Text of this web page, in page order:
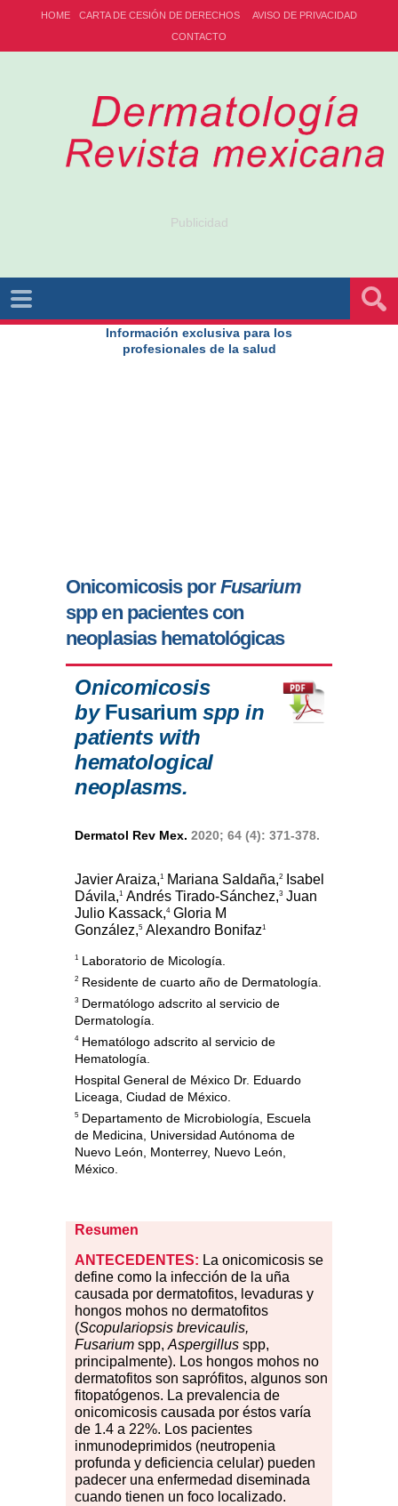
HOME CARTA DE CESIÓN DE DERECHOS
AVISO DE PRIVACIDAD
CONTACTO
Publicidad
Información exclusiva para los
profesionales de la salud
Onicomicosis porFusarium
spp en pacientes con
neoplasias hematológicas
Onicomicosis
byFusarium spp in
patients with
hematological
neoplasms.
Dermatol Rev Mex. 2020; 64 (4): 371-378.
Javier Araiza,1 Mariana Saldaña,2
Isabel
Dávila,1 Andrés Tirado-Sánchez,3 Juan
Julio Kassack,4Gloria M
González,5 Alexandro Bonifaz1
1 Laboratorio de Micología.
2 Residente de cuarto año de Dermatología.
3 Dermatólogo adscrito al servicio de
Dermatología.
4Hematólogo adscrito al servicio de
Hematología.
Hospital General de México Dr. Eduardo
Liceaga, Ciudad de México.
5 Departamento de Microbiología, Escuela
de Medicina, Universidad Autónoma de
Nuevo León, Monterrey, Nuevo León,
México.
Resumen
ANTECEDENTES: La onicomicosis se
define como la infección de la uña
causada por dermatofitos, levaduras y
hongos mohos no dermatofitos
(Scopulariopsis brevicaulis,
Fusarium spp, Aspergillus spp,
principalmente). Los hongos mohos no
dermatofitos son saprófitos, algunos son
fitopatógenos. La prevalencia de
onicomicosis causada por éstos varía
de 1.4 a 22%. Los pacientes
inmunodeprimidos (neutropenia
profunda y deficiencia celular) pueden
padecer una enfermedad diseminada
cuando tienen un foco localizado.